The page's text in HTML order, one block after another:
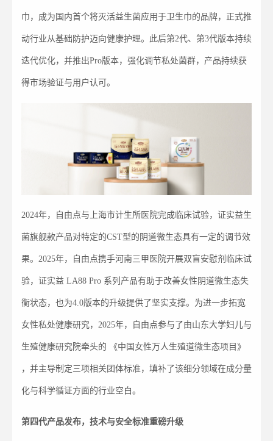
巾，成为国内首个将灭活益生菌应用于卫生巾的品牌，正式推
动行业从基础防护迈向健康护理。此后第2代、第3代版本持续
迭代优化，并推出Pro版本，强化调节私处菌群，产品持续获
得市场验证与用户认可。
2024年，自由点与上海市计生所医院完成临床试验，证实益生
菌旗舰款产品对特定的CST型的阴道微生态具有一定的调节效
果。2025年，自由点携手河南三甲医院开展双盲安慰剂临床试
验，证实益 LA88 Pro 系列产品有助于改善女性阴道微生态失
衡状态，也为4.0版本的升级提供了坚实支撑。为进一步拓宽
女性私处健康研究，2025年，自由点参与了由山东大学妇儿与
生殖健康研究院牵头的 《中国女性万人生殖道微生态项目》
，并主导制定三项相关团体标准，填补了该细分领域在成分量
化与科学循证方面的行业空白。
第四代产品发布，技术与安全标准重磅升级